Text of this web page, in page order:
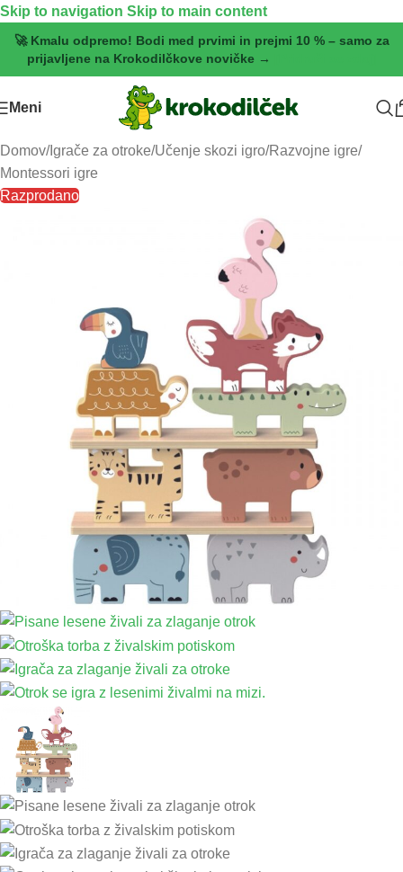
Skip to navigation Skip to main content
🚀 Kmalu odpremo! Bodi med prvimi in prejmi 10 % – samo za
prijavljene na Krokodilčkove novičke →
Meni
Domov/Igrače za otroke/Učenje skozi igro/Razvojne igre/
Montessori igre
Razprodano